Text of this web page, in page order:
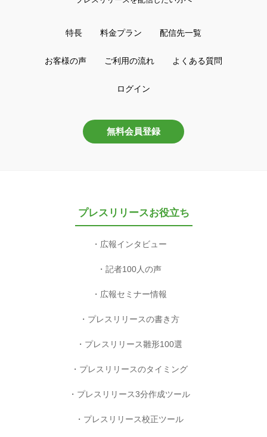
特長 料金プラン 配信先一覧
お客様の声 ご利用の流れ よくある質問
ログイン
無料会員登録
プレスリリースお役立ち
広報インタビュー
記者100人の声
広報セミナー情報
プレスリリースの書き方
プレスリリース雛形100選
プレスリリースのタイミング
プレスリリース3分作成ツール
プレスリリース校正ツール